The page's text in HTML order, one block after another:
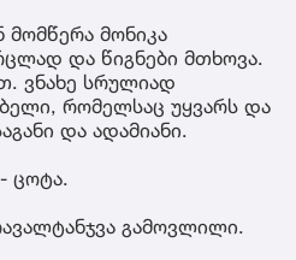
მონიკა
და წიგნები მთხოვა.
ვნახე სრულიად
რომელსაც უყვარს და
და ადამიანი.
ცოტა.
გამოვლილი.